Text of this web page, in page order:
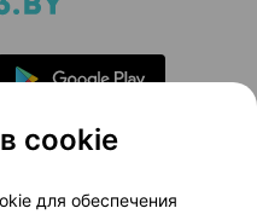
проекта
cookie
для обеспечения